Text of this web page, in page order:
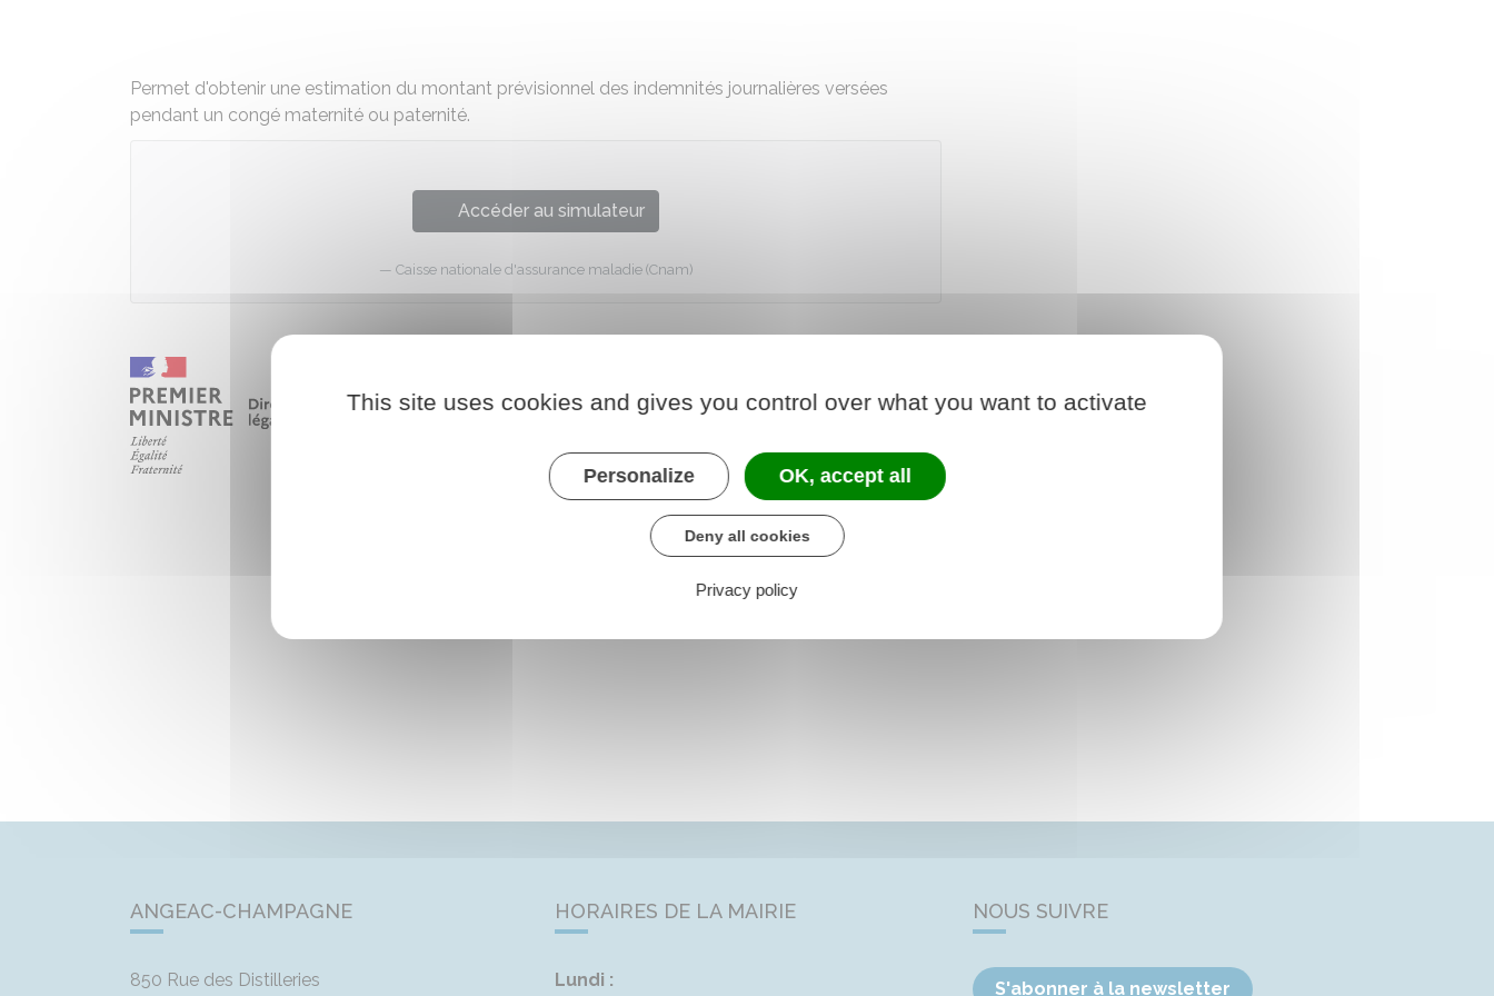
Permet d'obtenir une estimation du montant prévisionnel des indemnités journalières versées
pendant un congé maternité ou paternité.
Accéder au simulateur
Caisse nationale d'assurance maladie (Cnam)
ANGEAC-CHAMPAGNE
850 Rue des Distilleries
HORAIRES DE LA MAIRIE
Lundi :
NOUS SUIVRE
S'abonner à la newsletter
This site uses cookies and gives you control over what you want to activate
Personalize OK, accept all
Deny all cookies
Privacy policy